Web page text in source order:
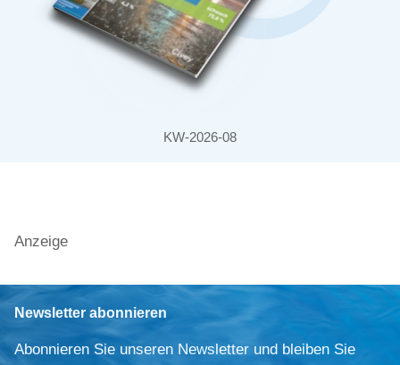
KW-2026-08
Anzeige
Newsletter abonnieren
Abonnieren Sie unseren Newsletter und bleiben Sie